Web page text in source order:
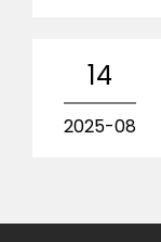
14
2025-08